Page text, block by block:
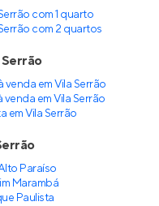
com 1 quarto
com 2 quartos
em Vila Serrão
em Vila Serrão
em Vila Serrão
Paraíso
Marambá
Paulista